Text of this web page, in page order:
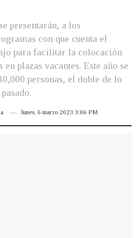
presentarán, a los
con que cuenta el
para facilitar la colocación
plazas vacantes. Este año se
personas, el doble de lo
lunes, 6 marzo 2023 3:06 PM